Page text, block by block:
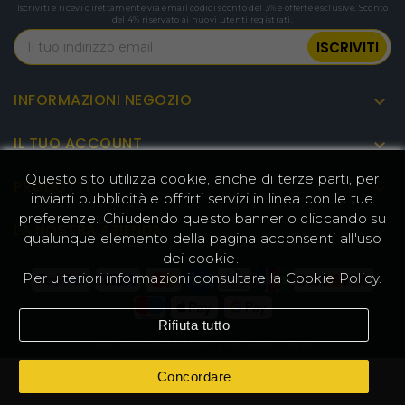
IL TUO ACCOUNT 
PRODOTTI 
LA NOSTRA AZIENDA 
INFORMAZIONI NEGOZIO 
Iscriviti e ricevi direttamente via email codici sconto del 3% e offerte esclusive. Sconto
del 4% riservato ai nuovi utenti registrati.
Questo sito utilizza cookie, anche di terze parti, per
inviarti pubblicità e offrirti servizi in linea con le tue
preferenze. Chiudendo questo banner o cliccando su
qualunque elemento della pagina acconsenti all'uso
dei cookie.
Per ulteriori informazioni consultare la Cookie Policy.
Rifiuta tutto
Concordare
© 2026 - www.GeekMall.com™ | Tutti i diritti riservati.